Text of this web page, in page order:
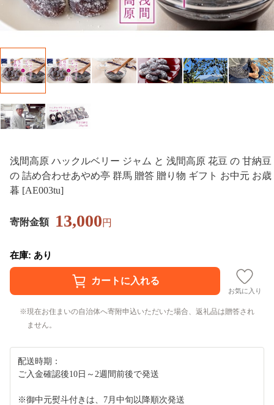
浅間高原 ハックルベリー ジャム と 浅間高原 花豆 の 甘納豆
の 詰め合わせあやめ亭 群馬 贈答 贈り物 ギフト お中元 お歳
暮 [AE003tu]
寄附金額 13,000円
在庫: あり
お気に入り
現在お住まいの自治体へ寄附申込いただいた場合、返礼品は贈答され
ません。
配送時期：
ご入金確認後10日～2週間前後で発送
※御中元熨斗付きは、7月中旬以降順次発送